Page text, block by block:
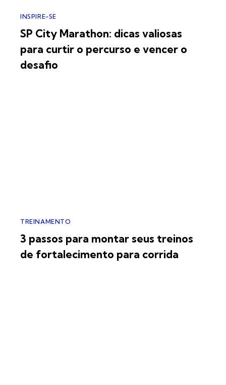
INSPIRE-SE
SP City Marathon: dicas valiosas
para curtir o percurso e vencer o
desafio
TREINAMENTO
3 passos para montar seus treinos
de fortalecimento para corrida